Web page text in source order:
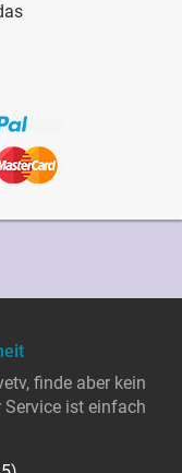
finde aber kein
Service ist einfach